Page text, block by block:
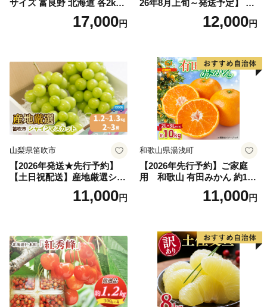
サイズ 富良野 北海道 各2kg
～2.6kg 2玉 セット ファーム
富良野 メロン めろん 果物 く
17,000円
26年8月上旬～発送予定】 先
行予約 「浅間水蜜桃プレミ
アム」 もも あかつき 秀品 約
果肉 長野県産 小諸市
12,000円
山梨県笛吹市
【2026年発送★先行予約】
【土日祝配送】産地厳選シャ
インマスカット1.2kg～1.3kg
（2房～3房）※沖縄・離島配
笛吹市 山梨県 フルーツ 果物
ぶどう 葡萄 大粒 シャインマ
スカット おすすめ シャイン
マスカット 贈答 ギフト 産地
笛吹市 シャインマスカット
笛吹 葡萄 国産 ぶどう 人気
国産 1.2kg 先行｜
11,000円
和歌山県湯浅町
【2026年先行予約】ご家庭
用 和歌山 有田みかん 約10k
g (2L、3Lサイズ)【湯浅町】
11,000円